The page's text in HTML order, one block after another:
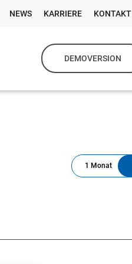
NEWS KARRIERE KONTAKT
DEMOVERSION
1 Monat